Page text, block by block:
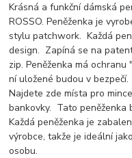
Krásná a funkční dámská
ROSSO.Peněženka je
stylu patchwork. Každá
design. Zapíná se na
zip.Peněženka má
ní uložené budou v bezpečí.
Najdete zde místa pro
bankovky. Tato peněženka
Každá peněženka je
výrobce, takže je ideální
osobu.